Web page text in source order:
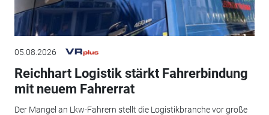
05.08.2026
Reichhart Logistik stärkt Fahrerbindung
mit neuem Fahrerrat
Der Mangel an Lkw-Fahrern stellt die Logistikbranche vor große